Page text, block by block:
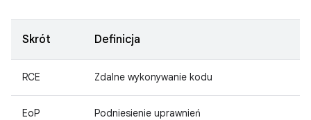
Skrót Definicja
RCE Zdalne wykonywanie kodu
EoP Podniesienie uprawnień